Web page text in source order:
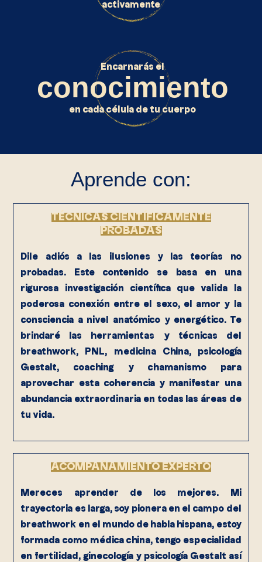
activamente
Encarnarás el
conocimiento
en cada célula de tu cuerpo
Aprende con:
TÉCNICAS CIENTÍFICAMENTE
PROBADAS
Dile adiós a las ilusiones y las teorías no
probadas. Este contenido se basa en una
rigurosa investigación científica que valida la
poderosa conexión entre el sexo, el amor y la
consciencia a nivel anatómico y energético. Te
brindaré las herramientas y técnicas del
breathwork, PNL, medicina China, psicología
Gestalt, coaching y chamanismo para
aprovechar esta coherencia y manifestar una
abundancia extraordinaria en todas las áreas de
tu vida.
ACOMPAÑAMIENTO EXPERTO
Mereces aprender de los mejores. Mi
trayectoria es larga, soy pionera en el campo del
breathwork en el mundo de habla hispana, estoy
formada como médica china, tengo especialidad
en fertilidad, ginecología y psicología Gestalt así